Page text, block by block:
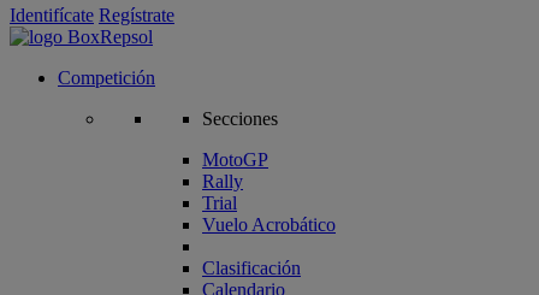
Identifícate Regístrate
Competición
Secciones
MotoGP
Rally
Trial
Vuelo Acrobático
Clasificación
Calendario